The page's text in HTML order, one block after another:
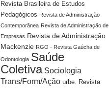
Revista Brasileira de Estudos
Pedagógicos Revista de Administração
Contemporânea Revista de Administração de
Empresas Revista de Administração
Mackenzie RGO - Revista Gaúcha de
Odontologia Saúde
Coletiva Sociologia
Trans/Form/Ação urbe. Revista